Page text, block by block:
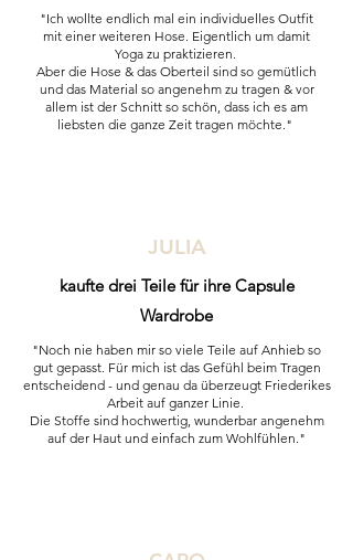
"Ich wollte endlich mal ein individuelles Outfit
mit einer weiteren Hose. Eigentlich um damit
Yoga zu praktizieren.
Aber die Hose & das Oberteil sind so gemütlich
und das Material so angenehm zu tragen & vor
allem ist der Schnitt so schön, dass ich es am
liebsten die ganze Zeit tragen möchte."
JULIA
kaufte drei Teile für ihre Capsule
Wardrobe
"Noch nie haben mir so viele Teile auf Anhieb so
gut gepasst. Für mich ist das Gefühl beim Tragen
entscheidend - und genau da überzeugt Friederikes
Arbeit auf ganzer Linie.
Die Stoffe sind hochwertig, wunderbar angenehm
auf der Haut und einfach zum Wohlfühlen."